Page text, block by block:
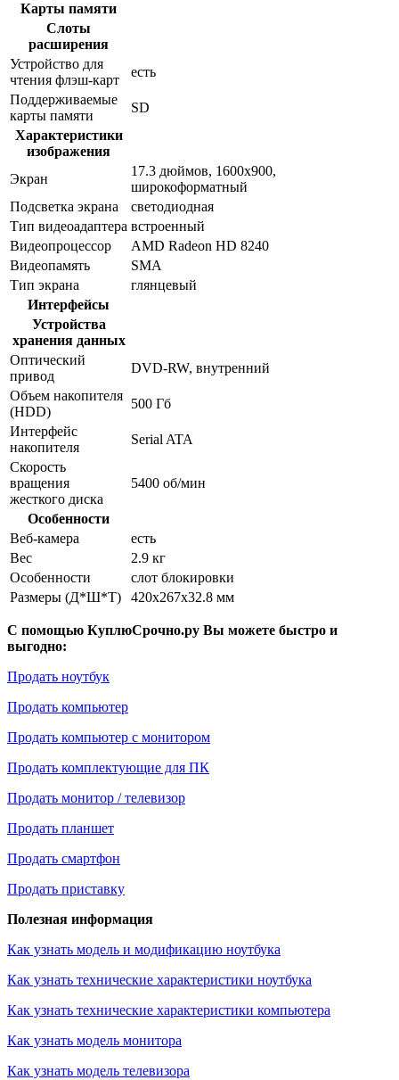
Карты памяти
Слоты
расширения
Устройство для
чтения флэш-карт
есть
Поддерживаемые
карты памяти
SD
Характеристики
изображения
Экран
17.3 дюймов, 1600x900,
широкоформатный
Подсветка экрана
светодиодная
Тип видеоадаптера встроенный
Видеопроцессор
AMD Radeon HD 8240
Видеопамять
SMA
Тип экрана
глянцевый
Интерфейсы
Устройства
хранения данных
Оптический
привод
DVD-RW, внутренний
Объем накопителя
(HDD)
500 Гб
Интерфейс
накопителя
Serial ATA
Скорость
вращения
жесткого диска
5400 об/мин
Особенности
Веб-камера
есть
Вес
2.9 кг
Особенности
слот блокировки
Размеры (Д*Ш*Т)
420x267x32.8 мм
С помощью КуплюСрочно.ру Вы можете быстро и
выгодно:
Продать ноутбук
Продать компьютер
Продать компьютер с монитором
Продать комплектующие для ПК
Продать монитор / телевизор
Продать планшет
Продать смартфон
Продать приставку
Полезная информация
Как узнать модель и модификацию ноутбука
Как узнать технические характеристики ноутбука
Как узнать технические характеристики компьютера
Как узнать модель монитора
Как узнать модель телевизора